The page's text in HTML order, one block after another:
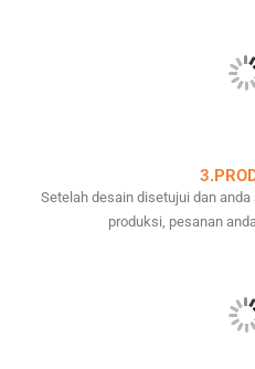
Setelah desain disetujui dan
produksi, pesanan